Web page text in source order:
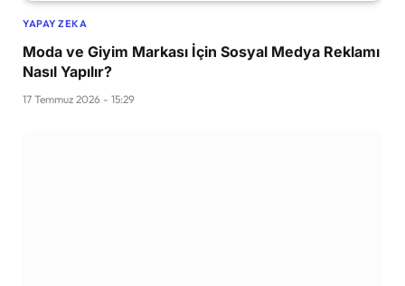
YAPAY ZEKA
Moda ve Giyim Markası İçin Sosyal Medya Reklamı
Nasıl Yapılır?
17 Temmuz 2026 - 15:29